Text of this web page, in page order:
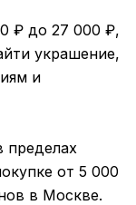
₽ до 27 000 ₽,
украшение,
и
пределах
от 5 000
в Москве.